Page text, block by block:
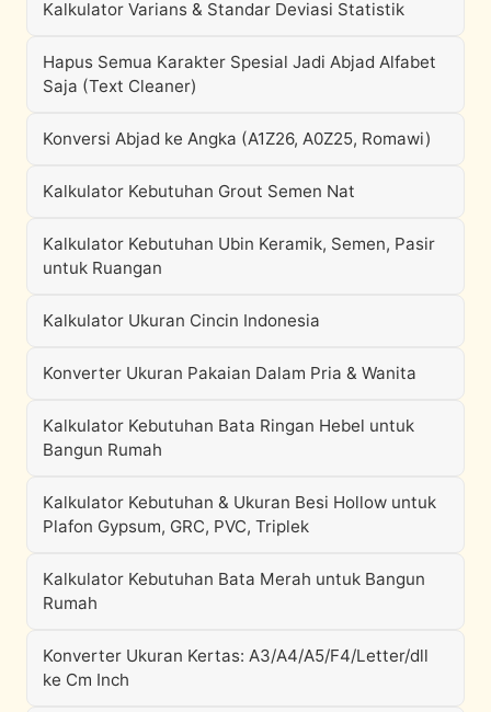
Kalkulator Varians & Standar Deviasi Statistik
Hapus Semua Karakter Spesial Jadi Abjad Alfabet
Saja (Text Cleaner)
Konversi Abjad ke Angka (A1Z26, A0Z25, Romawi)
Kalkulator Kebutuhan Grout Semen Nat
Kalkulator Kebutuhan Ubin Keramik, Semen, Pasir
untuk Ruangan
Kalkulator Ukuran Cincin Indonesia
Konverter Ukuran Pakaian Dalam Pria & Wanita
Kalkulator Kebutuhan Bata Ringan Hebel untuk
Bangun Rumah
Kalkulator Kebutuhan & Ukuran Besi Hollow untuk
Plafon Gypsum, GRC, PVC, Triplek
Kalkulator Kebutuhan Bata Merah untuk Bangun
Rumah
Konverter Ukuran Kertas: A3/A4/A5/F4/Letter/dll
ke Cm Inch